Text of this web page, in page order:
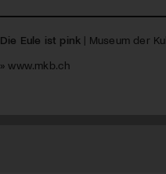
Die Eule ist pink | Museum der
» www.mkb.ch